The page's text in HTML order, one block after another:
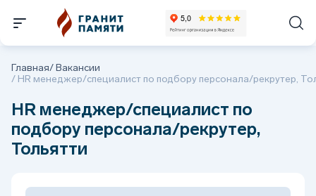
Главная/Вакансии
/ HR менеджер/специалист по подбору персонала/рекрутер,
HR менеджер/специалист по
подбору персонала/рекрутер,
Тольятти